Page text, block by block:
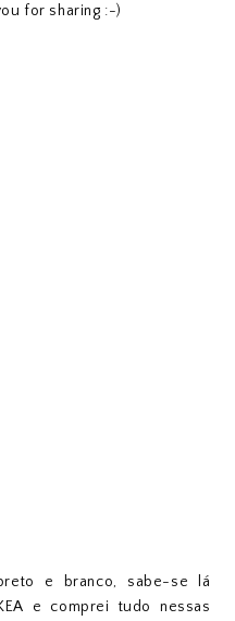
for sharing :-)
e branco, sabe-se lá
e comprei tudo nessas